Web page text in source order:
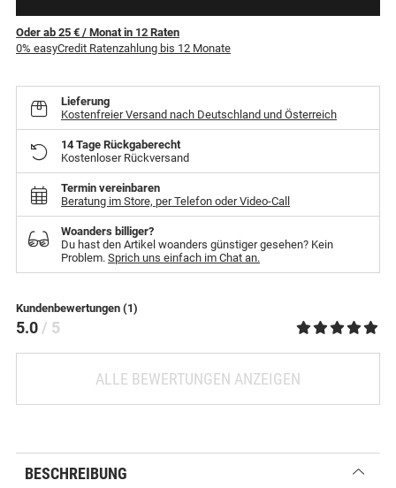
Oder ab 25 € / Monatin 12 Raten
0% easyCredit Ratenzahlung bis 12 Monate
Lieferung
Kostenfreier Versand nach Deutschland und Österreich
14 Tage Rückgaberecht
Kostenloser Rückversand
Termin vereinbaren
Beratung im Store, per Telefon oder Video-Call
Woanders billiger?
Du hast den Artikel woanders günstiger gesehen? Kein
Problem. Sprich uns einfach im Chat an.
Kundenbewertungen (1)
5.0 / 5
ALLE BEWERTUNGEN ANZEIGEN
BESCHREIBUNG